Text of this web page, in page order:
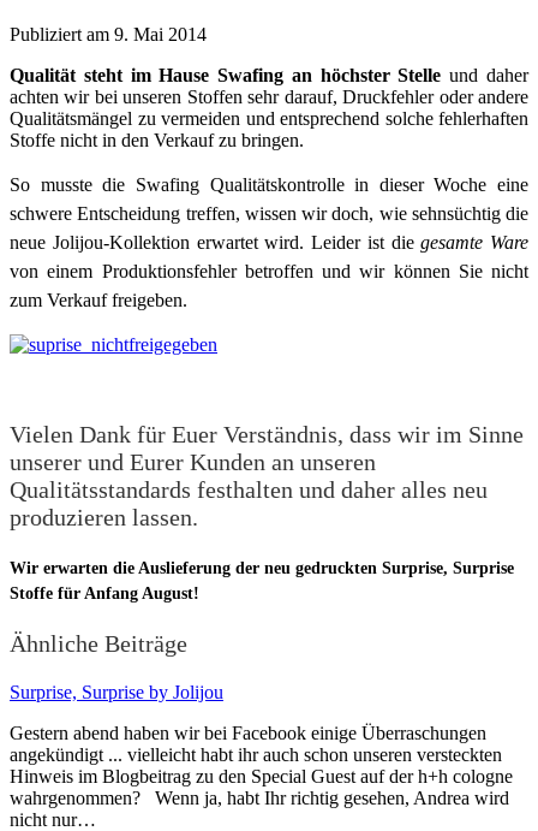
Publiziert am 9. Mai 2014
Qualität steht im Hause Swafing an höchster Stelle und daher
achten wir bei unseren Stoffen sehr darauf, Druckfehler oder andere
Qualitätsmängel zu vermeiden und entsprechend solche fehlerhaften
Stoffe nicht in den Verkauf zu bringen.
So musste die Swafing Qualitätskontrolle in dieser Woche eine
schwere Entscheidung treffen, wissen wir doch, wie sehnsüchtig die
neue Jolijou-Kollektion erwartet wird. Leider ist diegesamte Ware
von einem Produktionsfehler betroffen und wir können Sie nicht
zum Verkauf freigeben.
Vielen Dank für Euer Verständnis, dass wir im Sinne
unserer und Eurer Kunden an unseren
Qualitätsstandards festhalten und daher alles neu
produzieren lassen.
Wir erwarten die Auslieferung der neu gedruckten Surprise, Surprise
Stoffe für Anfang August!
Ähnliche Beiträge
Surprise, Surprise by Jolijou
Gestern abend haben wir bei Facebook einige Überraschungen
angekündigt ... vielleicht habt ihr auch schon unseren versteckten
Hinweis im Blogbeitrag zu den Special Guest auf der h+h cologne
wahrgenommen? Wenn ja, habt Ihr richtig gesehen, Andrea wird
nicht nur…